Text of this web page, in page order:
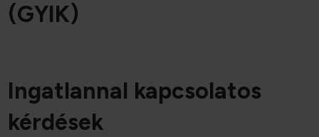
(GYIK)
Ingatlannal kapcsolatos
kérdések